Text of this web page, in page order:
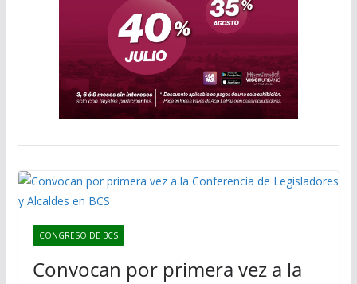
CONGRESO DE BCS
Convocan por primera vez a la